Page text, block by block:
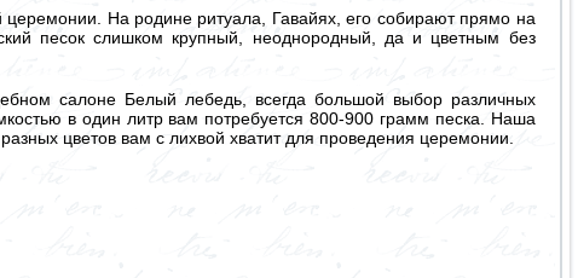
На родине ритуала, Гавайях, его собирают прямо на
песок слишком крупный, неоднородный, да и цветным без
салоне Белый лебедь, всегда большой выбор различных
в один литр вам потребуется 800-900 грамм песка. Наша
цветов вам с лихвой хватит для проведения церемонии.